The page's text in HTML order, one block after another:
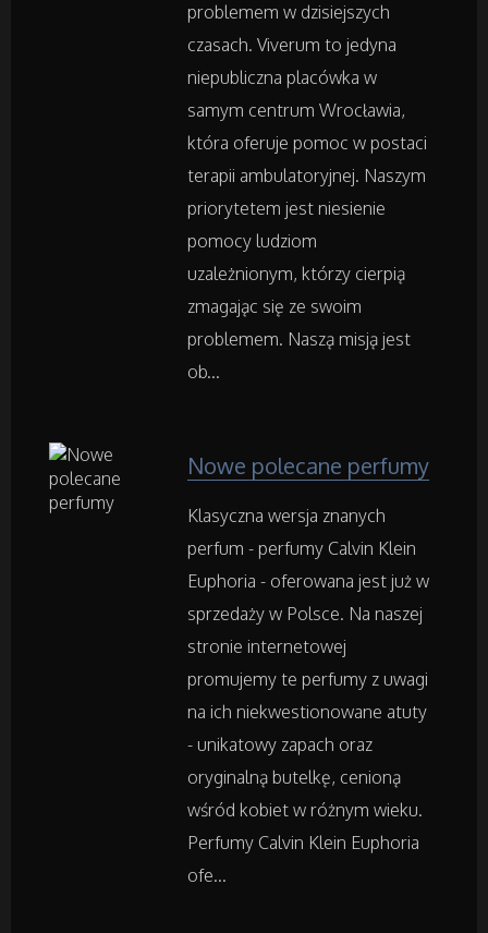
Restauracje, Catering
Fotografia
Adwokaci, Porady Prawne
Weterynaryjne, Hodowla Zwierząt
Sprzątanie, Porządkowanie
Serwis
Inne Usługi
Noclegi
Hotele i Noclegi
Podróże
Wypoczynek
Wellness
Dietetyka, Odchudzanie
problemem w dzisiejszych
czasach. Viverum to jedyna
niepubliczna placówka w
samym centrum Wrocławia,
która oferuje pomoc w postaci
terapii ambulatoryjnej. Naszym
priorytetem jest niesienie
pomocy ludziom
uzależnionym, którzy cierpią
zmagając się ze swoim
problemem. Naszą misją jest
ob...
Nowe polecane perfumy
Klasyczna wersja znanych
perfum - perfumy Calvin Klein
Euphoria - oferowana jest już w
sprzedaży w Polsce. Na naszej
stronie internetowej
promujemy te perfumy z uwagi
na ich niekwestionowane atuty
- unikatowy zapach oraz
oryginalną butelkę, cenioną
wśród kobiet w różnym wieku.
Perfumy Calvin Klein Euphoria
ofe...